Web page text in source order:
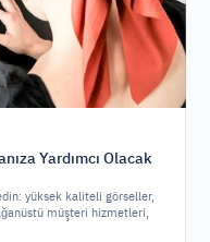
Yardımcı Olacak
yüksek kaliteli görseller,
müşteri hizmetleri,